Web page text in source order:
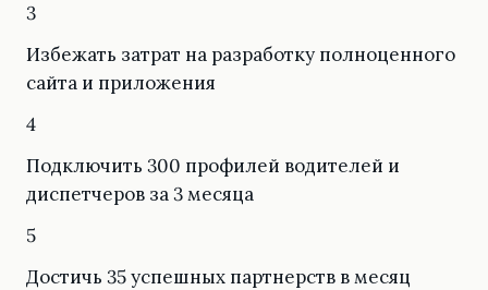
3
Избежать затрат на разработку полноценного
сайта и приложения
4
Подключить 300 профилей водителей и
диспетчеров за 3 месяца
5
Достичь 35 успешных партнерств в месяц